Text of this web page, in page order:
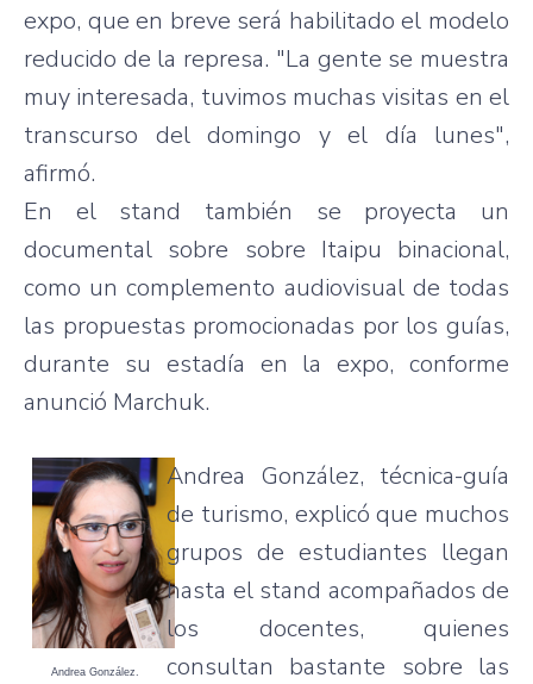
expo, que en breve será habilitado el modelo
reducido de la represa. "La gente se muestra
muy interesada, tuvimos muchas visitas en el
transcurso del domingo y el día lunes",
afirmó.
En el stand también se proyecta un
documental sobre sobre Itaipu binacional,
como un complemento audiovisual de todas
las propuestas promocionadas por los guías,
durante su estadía en la expo, conforme
anunció Marchuk.
Andrea González.
Andrea González, técnica-guía
de turismo, explicó que muchos
grupos de estudiantes llegan
hasta el stand acompañados de
los docentes, quienes
consultan bastante sobre las